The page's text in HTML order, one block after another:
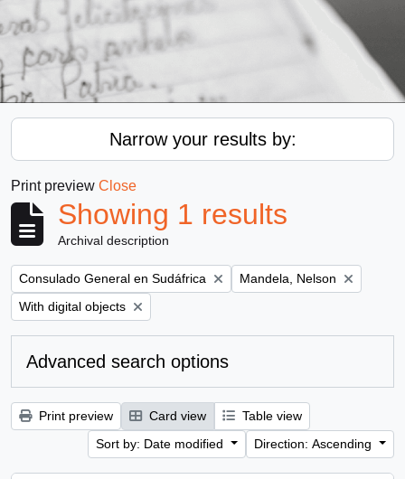
Narrow your results by:
Print preview Close
Showing 1 results
Archival description
Remove filter:
Consulado General en Sudáfrica Remove filter:
Mandela, Nelson
Remove filter:
With digital objects
Advanced search options
Print preview Card view
Table view
Sort by: Date modified
Direction: Ascending